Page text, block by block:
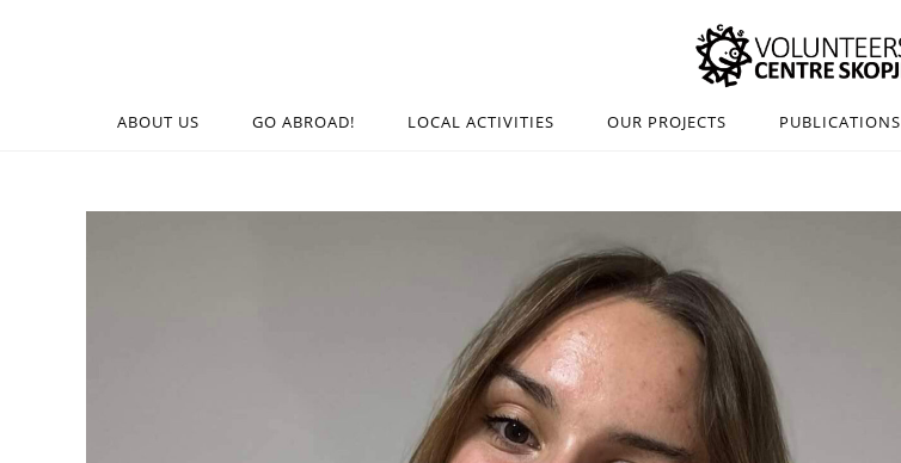
ABOUT US GO ABROAD! LOCAL ACTIVITIES OUR PROJECTS PUBLICATIONS